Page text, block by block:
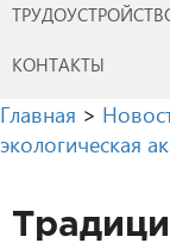
КОНТАКТЫ
Главная >
экологическая